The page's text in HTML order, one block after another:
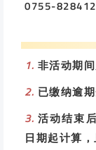
0755-
1. 非活动期
2. 已缴纳逾
3.活动结束
日期起计算